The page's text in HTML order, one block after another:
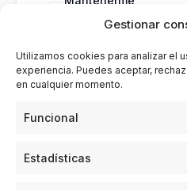
Gestionar
Utilizamos cookies para analizar el
experiencia. Puedes aceptar,
en cualquier momento.
Funcional
Estadísticas
conectado